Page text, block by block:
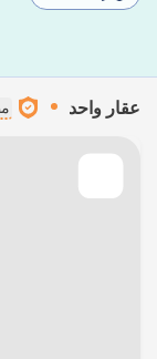
عقار واحد